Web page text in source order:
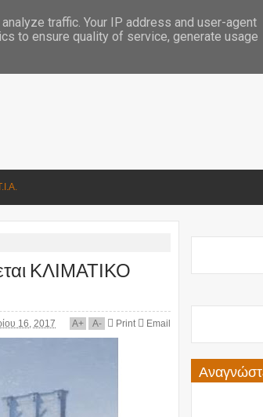
ΚΛΙΜΑΤΙΚΟ
16, 2017 A+ A- Print Email
traffic. Your IP address and user-agent
to ensure quality of service, generate usage